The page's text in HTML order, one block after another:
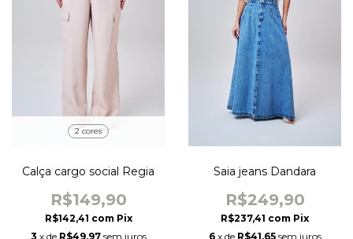
2 cores
Calça cargo social Regia
R$149,90
R$142,41 com Pix
3 x de R$49,97 sem juros
Saia jeans Dandara
R$249,90
R$237,41 com Pix
6 x de R$41,65 sem juros